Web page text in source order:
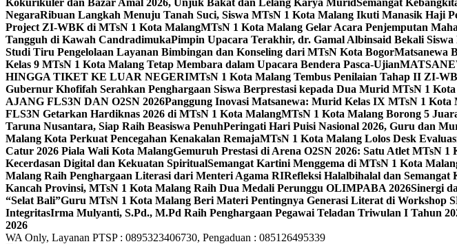
Kokurikuler dan Bazar Amal 2026, Unjuk Bakat dan Lelang Karya MuridSemangat
NegaraRibuan Langkah Menuju Tanah Suci, Siswa MTsN 1 Kota Malang Ikuti Manasik Haji
Project ZI-WBK di MTsN 1 Kota MalangMTsN 1 Kota Malang Gelar Acara Penjemputan
Tangguh di Kawah CandradimukaPimpin Upacara Terakhir, dr. Gamal Albinsaid Bekali
Studi Tiru Pengelolaan Layanan Bimbingan dan Konseling dari MTsN Kota BogorMatsanewa
Kelas 9 MTsN 1 Kota Malang Tetap Membara dalam Upacara Bendera Pasca-Ujian
HINGGA TIKET KE LUAR NEGERIMTsN 1 Kota Malang Tembus Penilaian Tahap II ZI-
Gubernur Khofifah Serahkan Penghargaan Siswa Berprestasi kepada Dua Murid MTsN 1
AJANG FLS3N DAN O2SN 2026Panggung Inovasi Matsanewa: Murid Kelas IX MTsN 1
FLS3N Getarkan Hardiknas 2026 di MTsN 1 Kota MalangMTsN 1 Kota Malang Borong 5
Taruna Nusantara, Siap Raih Beasiswa PenuhPeringati Hari Puisi Nasional 2026, Guru dan
Malang Kota Perkuat Pencegahan Kenakalan RemajaMTsN 1 Kota Malang Lolos Desk
Catur 2026 Piala Wali Kota MalangGemuruh Prestasi di Arena O2SN 2026: Satu Atlet MTsN
Kecerdasan Digital dan Kekuatan SpiritualSemangat Kartini Menggema di MTsN 1 Kota
Malang Raih Penghargaan Literasi dari Menteri Agama RIRefleksi Halalbihalal dan
Kancah Provinsi, MTsN 1 Kota Malang Raih Dua Medali Perunggu OLIMPABA 2026Sinergi
“Selat Bali”Guru MTsN 1 Kota Malang Beri Materi Pentingnya Generasi Literat di Workshop
IntegritasIrma Mulyanti, S.Pd., M.Pd Raih Penghargaan Pegawai Teladan Triwulan I Tahun
2026
WA Only, Layanan PTSP : 0895323406730, Pengaduan : 085126495339